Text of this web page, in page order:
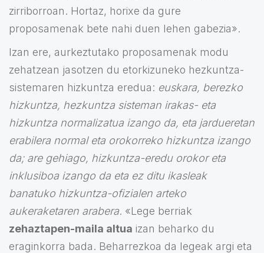
zirriborroan. Hortaz, horixe da gure
proposamenak bete nahi duen lehen gabezia».
Izan ere, aurkeztutako proposamenak modu
zehatzean jasotzen du etorkizuneko hezkuntza-
sistemaren hizkuntza eredua: euskara, berezko
hizkuntza, hezkuntza sisteman irakas- eta
hizkuntza normalizatua izango da, eta jardueretan
erabilera normal eta orokorreko hizkuntza izango
da; are gehiago, hizkuntza-eredu orokor eta
inklusiboa izango da eta ez ditu ikasleak
banatuko hizkuntza-ofizialen arteko
aukeraketaren arabera. «Lege berriak
zehaztapen-maila altua izan beharko du
eraginkorra bada. Beharrezkoa da legeak argi eta